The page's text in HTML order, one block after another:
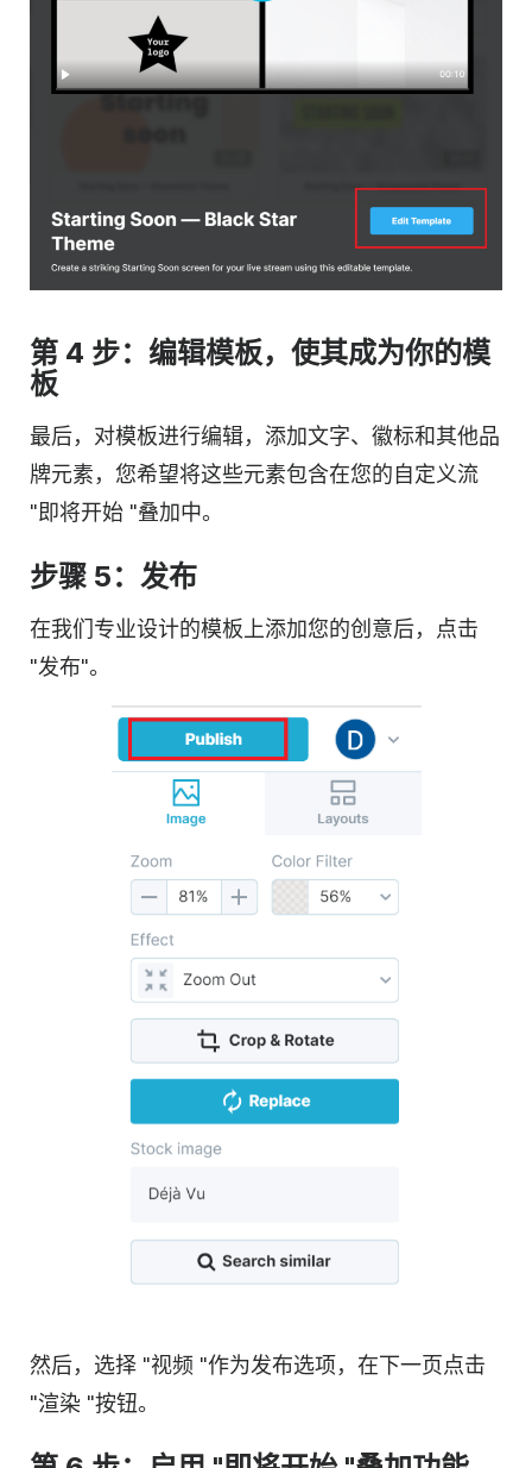
第 4 步：编辑模板，使其成为你的模
板
最后，对模板进行编辑，添加文字、徽标和其他品
牌元素，您希望将这些元素包含在您的自定义流
"即将开始 "叠加中。
步骤 5：发布
在我们专业设计的模板上添加您的创意后，点击
"发布"。
然后，选择 "视频 "作为发布选项，在下一页点击
"渲染 "按钮。